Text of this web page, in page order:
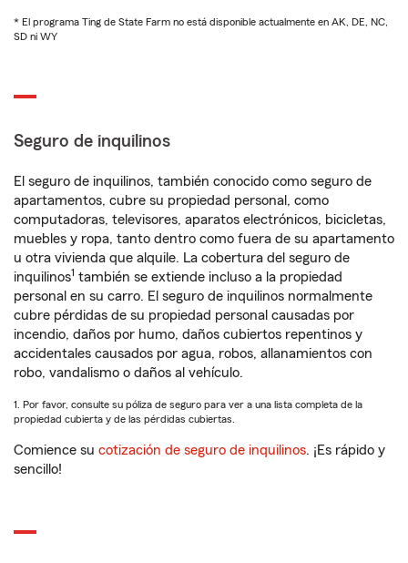
* El programa Ting de State Farm no está disponible actualmente en AK, DE, NC,
SD ni WY
Seguro de inquilinos
El seguro de inquilinos, también conocido como seguro de
apartamentos, cubre su propiedad personal, como
computadoras, televisores, aparatos electrónicos, bicicletas,
muebles y ropa, tanto dentro como fuera de su apartamento
u otra vivienda que alquile. La cobertura del seguro de
inquilinos1 también se extiende incluso a la propiedad
personal en su carro. El seguro de inquilinos normalmente
cubre pérdidas de su propiedad personal causadas por
incendio, daños por humo, daños cubiertos repentinos y
accidentales causados por agua, robos, allanamientos con
robo, vandalismo o daños al vehículo.
1. Por favor, consulte su póliza de seguro para ver a una lista completa de la
propiedad cubierta y de las pérdidas cubiertas.
Comience su cotización de seguro de inquilinos. ¡Es rápido y
sencillo!